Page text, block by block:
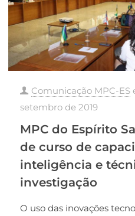
Comunicação MPC-ES
setembro de 2019
MPC do Espírito
de curso de
inteligência e
investigação
O uso das inovações